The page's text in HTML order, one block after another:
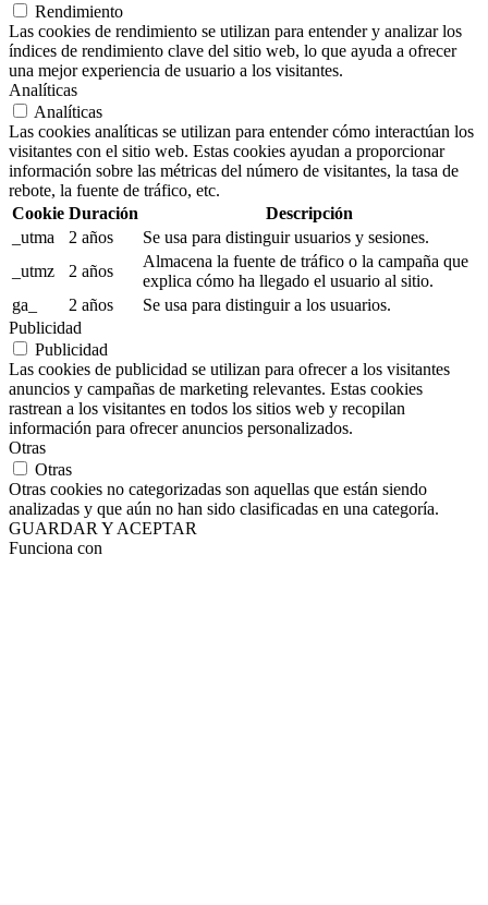
Rendimiento
Las cookies de rendimiento se utilizan para entender y analizar los
índices de rendimiento clave del sitio web, lo que ayuda a ofrecer
una mejor experiencia de usuario a los visitantes.
Analíticas
Analíticas
Las cookies analíticas se utilizan para entender cómo interactúan los
visitantes con el sitio web. Estas cookies ayudan a proporcionar
información sobre las métricas del número de visitantes, la tasa de
rebote, la fuente de tráfico, etc.
Cookie Duración
Descripción
_utma
2 años
Se usa para distinguir usuarios y sesiones.
_utmz
2 años
Almacena la fuente de tráfico o la campaña que
explica cómo ha llegado el usuario al sitio.
ga_
2 años
Se usa para distinguir a los usuarios.
Publicidad
Publicidad
Las cookies de publicidad se utilizan para ofrecer a los visitantes
anuncios y campañas de marketing relevantes. Estas cookies
rastrean a los visitantes en todos los sitios web y recopilan
información para ofrecer anuncios personalizados.
Otras
Otras
Otras cookies no categorizadas son aquellas que están siendo
analizadas y que aún no han sido clasificadas en una categoría.
GUARDAR Y ACEPTAR
Funciona con